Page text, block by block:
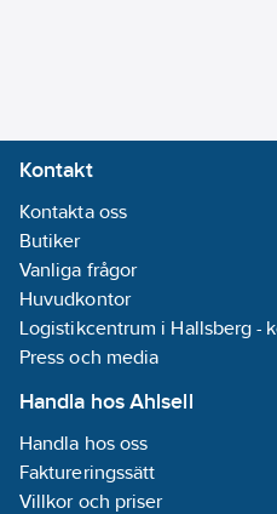
Kontakt
Kontakta oss
Butiker
Vanliga frågor
Huvudkontor
Logistikcentrum i Hallsberg -
Press och media
Handla hos Ahlsell
Handla hos oss
Faktureringssätt
Villkor och priser